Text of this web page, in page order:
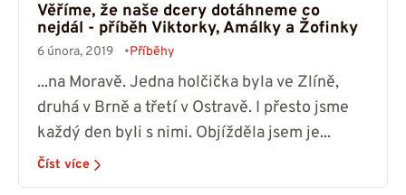
Věříme, že naše dcery dotáhneme co
nejdál - příběh Viktorky, Amálky a Žofinky
6 února, 2019 Příběhy
...na Moravě. Jedna holčička byla ve Zlíně,
druhá v Brně a třetí v Ostravě. I přesto jsme
každý den byli s nimi. Objížděla jsem je...
Číst více